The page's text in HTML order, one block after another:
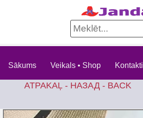
Sākums Veikals • Shop Kontakti
ATPAKAĻ - НАЗАД - BACK